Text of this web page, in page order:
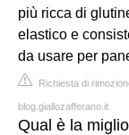
più ricca di
elastico e
da usare per
Richiesta di
blog.giallozafferano.it
Qual è la